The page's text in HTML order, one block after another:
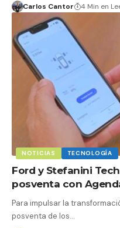
Carlos Cantor 4 Min en
NOTICIAS TECNOLOGÍA
Ford y Stefanini
posventa con
Para impulsar la
posventa de los…